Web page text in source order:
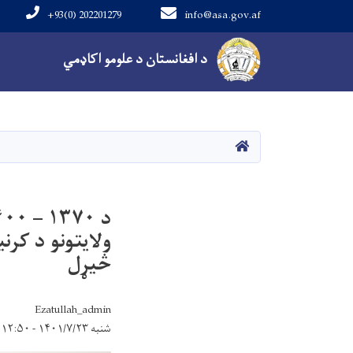
د افغانستان د علومو اکاډمي
info@asa.gov.af
+93(0) 202201279
Main navigation
کور
ولایتونو د
څیړل
Ezatullah_admin
شنبه ۱۴۰۱/۷/۲۳ - ۱۲:۵۰